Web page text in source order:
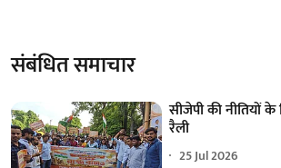
संबंधित समाचार
सीजेपी की नीतियों
रैली
25 Jul 2026